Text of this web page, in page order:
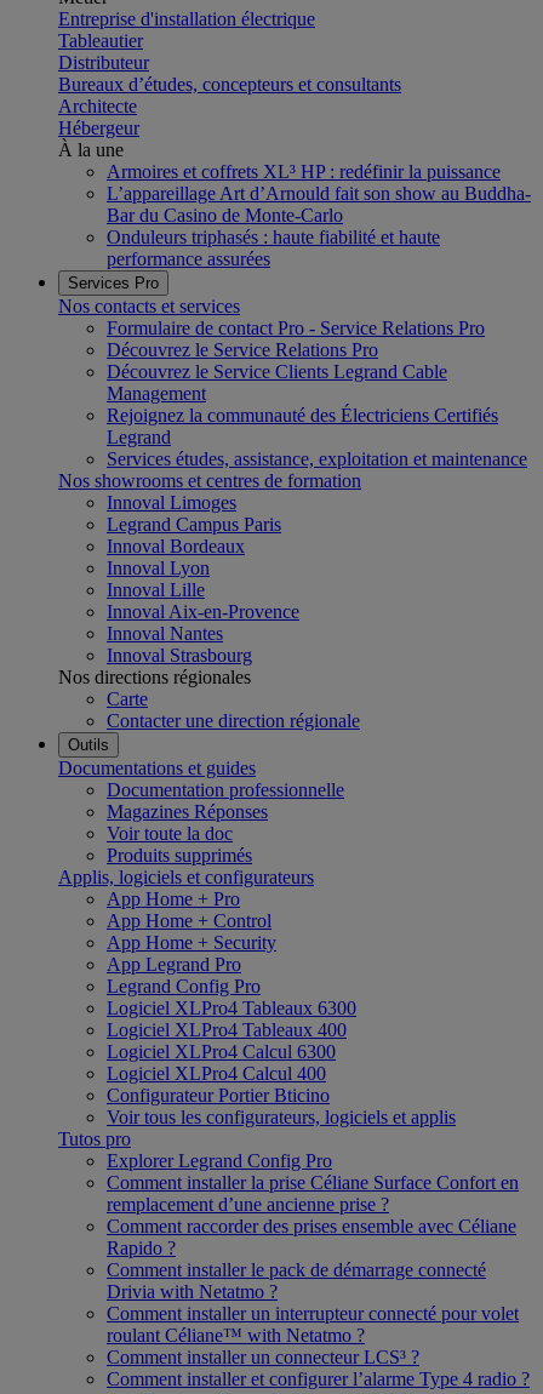
Entreprise d'installation électrique
Tableautier
Distributeur
Bureaux d’études, concepteurs et consultants
Architecte
Hébergeur
À la une
Armoires et coffrets XL³ HP : redéfinir la puissance
L’appareillage Art d’Arnould fait son show au Buddha-
Bar du Casino de Monte-Carlo
Onduleurs triphasés : haute fiabilité et haute
performance assurées
Services Pro
Nos contacts et services
Formulaire de contact Pro - Service Relations Pro
Découvrez le Service Relations Pro
Découvrez le Service Clients Legrand Cable
Management
Rejoignez la communauté des Électriciens Certifiés
Legrand
Services études, assistance, exploitation et maintenance
Nos showrooms et centres de formation
Innoval Limoges
Legrand Campus Paris
Innoval Bordeaux
Innoval Lyon
Innoval Lille
Innoval Aix-en-Provence
Innoval Nantes
Innoval Strasbourg
Nos directions régionales
Carte
Contacter une direction régionale
Outils
Documentations et guides
Documentation professionnelle
Magazines Réponses
Voir toute la doc
Produits supprimés
Applis, logiciels et configurateurs
App Home + Pro
App Home + Control
App Home + Security
App Legrand Pro
Legrand Config Pro
Logiciel XLPro4 Tableaux 6300
Logiciel XLPro4 Tableaux 400
Logiciel XLPro4 Calcul 6300
Logiciel XLPro4 Calcul 400
Configurateur Portier Bticino
Voir tous les configurateurs, logiciels et applis
Tutos pro
Explorer Legrand Config Pro
Comment installer la prise Céliane Surface Confort en
remplacement d’une ancienne prise ?
Comment raccorder des prises ensemble avec Céliane
Rapido ?
Comment installer le pack de démarrage connecté
Drivia with Netatmo ?
Comment installer un interrupteur connecté pour volet
roulant Céliane™ with Netatmo ?
Comment installer un connecteur LCS³ ?
Comment installer et configurer l’alarme Type 4 radio ?